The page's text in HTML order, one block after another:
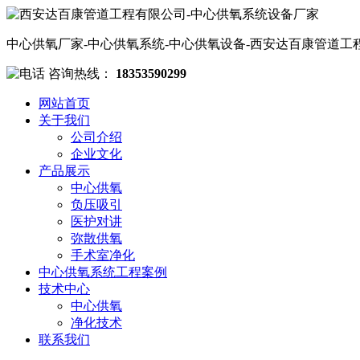
中心供氧厂家-中心供氧系统-中心供氧设备-西安达百康管道工
咨询热线： 18353590299
网站首页
关于我们
公司介绍
企业文化
产品展示
中心供氧
负压吸引
医护对讲
弥散供氧
手术室净化
中心供氧系统工程案例
技术中心
中心供氧
净化技术
联系我们